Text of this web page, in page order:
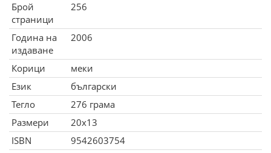
Брой
страници
256
Година на
издаване
2006
Корици
меки
Език
български
Тегло
276 грама
Размери
20x13
ISBN
9542603754